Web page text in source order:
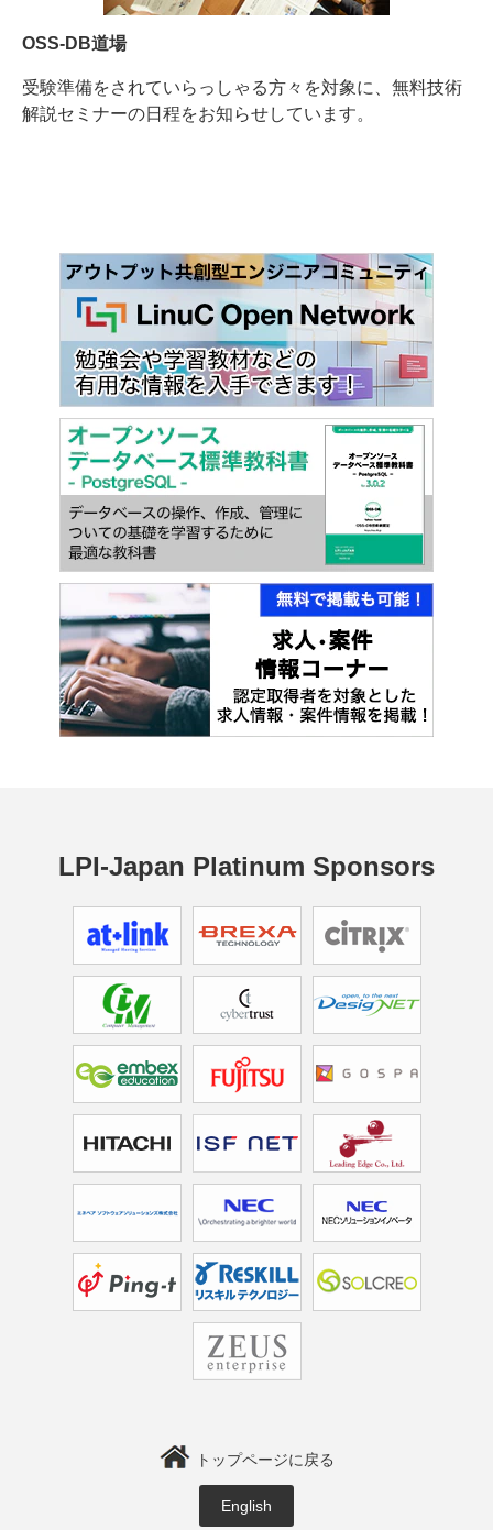
OSS-DB道場
受験準備をされていらっしゃる方々を対象に、無料技術
解説セミナーの日程をお知らせしています。
LPI-Japan Platinum Sponsors
トップページに戻る
English